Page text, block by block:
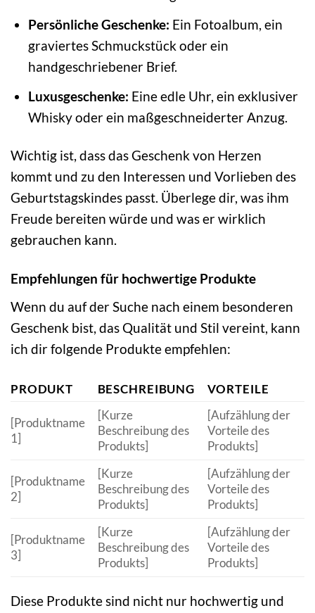
Persönliche Geschenke: Ein Fotoalbum, ein
graviertes Schmuckstück oder ein
handgeschriebener Brief.
Luxusgeschenke: Eine edle Uhr, ein exklusiver
Whisky oder ein maßgeschneiderter Anzug.
Wichtig ist, dass das Geschenk von Herzen
kommt und zu den Interessen und Vorlieben des
Geburtstagskindes passt. Überlege dir, was ihm
Freude bereiten würde und was er wirklich
gebrauchen kann.
Empfehlungen für hochwertige Produkte
Wenn du auf der Suche nach einem besonderen
Geschenk bist, das Qualität und Stil vereint, kann
ich dir folgende Produkte empfehlen:
PRODUKT BESCHREIBUNG VORTEILE
[Produktname
1]
[Kurze
Beschreibung des
Produkts]
[Aufzählung der
Vorteile des
Produkts]
[Produktname
2]
[Kurze
Beschreibung des
Produkts]
[Aufzählung der
Vorteile des
Produkts]
[Produktname
3]
[Kurze
Beschreibung des
Produkts]
[Aufzählung der
Vorteile des
Produkts]
Diese Produkte sind nicht nur hochwertig und